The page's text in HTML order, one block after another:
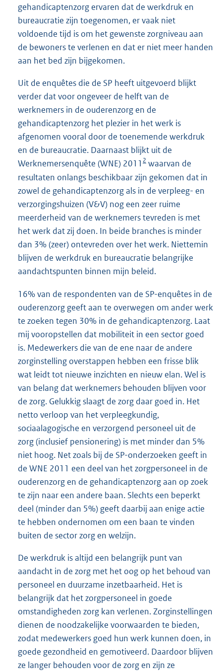
gehandicaptenzorg ervaren dat de werkdruk en
bureaucratie zijn toegenomen, er vaak niet
voldoende tijd is om het gewenste zorgniveau aan
de bewoners te verlenen en dat er niet meer handen
aan het bed zijn bijgekomen.
Uit de enquêtes die de SP heeft uitgevoerd blijkt
verder dat voor ongeveer de helft van de
werknemers in de ouderenzorg en de
gehandicaptenzorg het plezier in het werk is
afgenomen vooral door de toenemende werkdruk
en de bureaucratie. Daarnaast blijkt uit de
Werknemersenquête (WNE) 2011 2 waarvan de
resultaten onlangs beschikbaar zijn gekomen dat in
zowel de gehandicaptenzorg als in de verpleeg- en
verzorgingshuizen (V&V) nog een zeer ruime
meerderheid van de werknemers tevreden is met
het werk dat zij doen. In beide branches is minder
dan 3% (zeer) ontevreden over het werk. Niettemin
blijven de werkdruk en bureaucratie belangrijke
aandachtspunten binnen mijn beleid.
16% van de respondenten van de SP-enquêtes in de
ouderenzorg geeft aan te overwegen om ander werk
te zoeken tegen 30% in de gehandicaptenzorg. Laat
mij vooropstellen dat mobiliteit in een sector goed
is. Medewerkers die van de ene naar de andere
zorginstelling overstappen hebben een frisse blik
wat leidt tot nieuwe inzichten en nieuw elan. Wel is
van belang dat werknemers behouden blijven voor
de zorg. Gelukkig slaagt de zorg daar goed in. Het
netto verloop van het verpleegkundig,
sociaalagogische en verzorgend personeel uit de
zorg (inclusief pensionering) is met minder dan 5%
niet hoog. Net zoals bij de SP-onderzoeken geeft in
de WNE 2011 een deel van het zorgpersoneel in de
ouderenzorg en de gehandicaptenzorg aan op zoek
te zijn naar een andere baan. Slechts een beperkt
deel (minder dan 5%) geeft daarbij aan enige actie
te hebben ondernomen om een baan te vinden
buiten de sector zorg en welzijn.
De werkdruk is altijd een belangrijk punt van
aandacht in de zorg met het oog op het behoud van
personeel en duurzame inzetbaarheid. Het is
belangrijk dat het zorgpersoneel in goede
omstandigheden zorg kan verlenen. Zorginstellingen
dienen de noodzakelijke voorwaarden te bieden,
zodat medewerkers goed hun werk kunnen doen, in
goede gezondheid en gemotiveerd. Daardoor blijven
ze langer behouden voor de zorg en zijn ze